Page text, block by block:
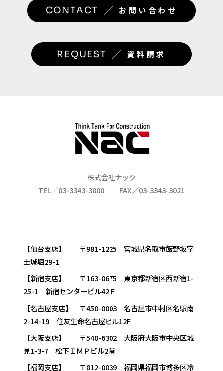
CONTACT ／ お問い合わせ
REQUEST ／ 資料請求
株式会社ナック
TEL／03-3343-3000
FAX／03-3343-3021
【仙台支店】 〒981-1225 宮城県名取市飯野坂字
土城堀29-1
【新宿支店】 〒163-0675 東京都新宿区西新宿1-
25-1 新宿センタービル42Ｆ
【名古屋支店】 〒450-0003 名古屋市中村区名駅南
2-14-19 住友生命名古屋ビル12F
【大阪支店】 〒540-6302 大阪府大阪市中央区城
見1-3-7 松下ＩＭＰビル2階
【福岡支店】 〒812-0039 福岡県福岡市博多区冷